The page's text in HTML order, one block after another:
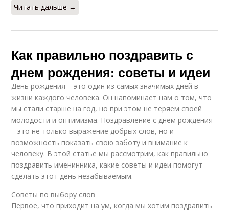
Читать дальше →
Как правильно поздравить с
днем рождения: советы и идеи
День рождения – это один из самых значимых дней в
жизни каждого человека. Он напоминает нам о том, что
мы стали старше на год, но при этом не теряем своей
молодости и оптимизма. Поздравление с днем рождения
– это не только выражение добрых слов, но и
возможность показать свою заботу и внимание к
человеку. В этой статье мы рассмотрим, как правильно
поздравить именинника, какие советы и идеи помогут
сделать этот день незабываемым.
Советы по выбору слов
Первое, что приходит на ум, когда мы хотим поздравить